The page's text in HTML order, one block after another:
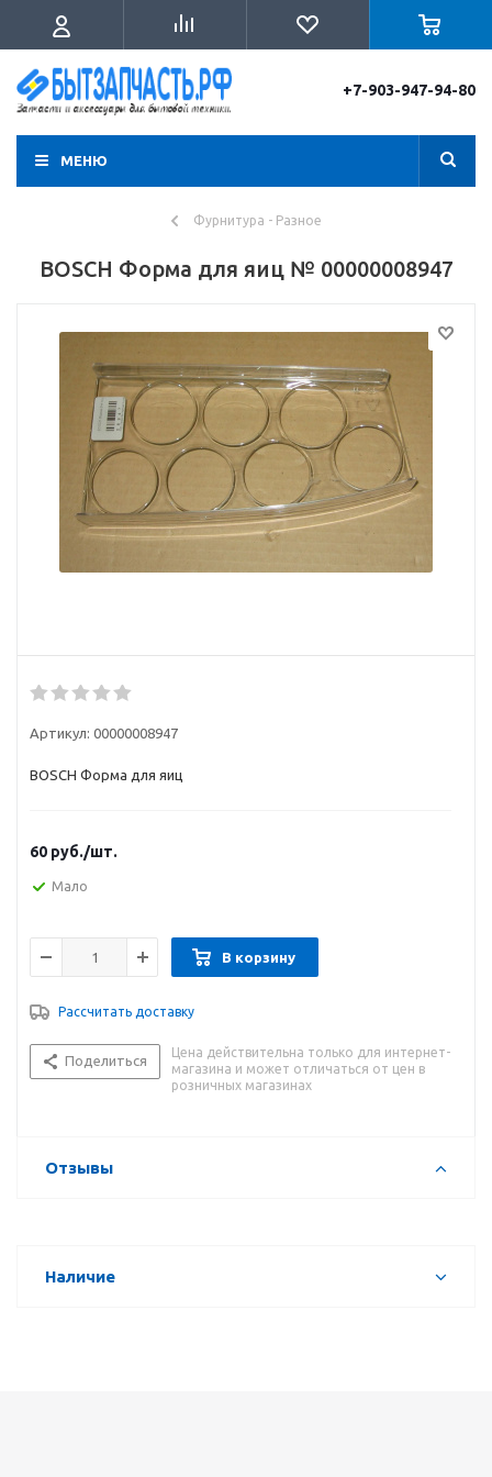
+7-903-947-94-80
МЕНЮ
Фурнитура - Разное
BOSCH Форма для яиц № 00000008947
Артикул: 00000008947
BOSCH Форма для яиц
60 руб./шт.
Мало
В корзину
Рассчитать доставку
Поделиться
Цена действительна только для интернет-
магазина и может отличаться от цен в
розничных магазинах
Отзывы
Наличие